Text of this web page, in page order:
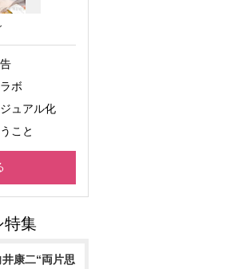
ボ
ュアル化
こと
康二“両片思